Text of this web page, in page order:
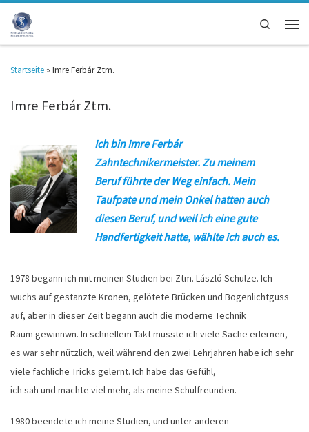
Search
Startseite » Imre Ferbár Ztm.
Imre Ferbár Ztm.
Ich bin Imre Ferbár
Zahntechnikermeister. Zu meinem
Beruf führte der Weg einfach. Mein
Taufpate und mein Onkel hatten auch
diesen Beruf, und weil ich eine gute
Handfertigkeit hatte, wählte ich auch es.
1978 begann ich mit meinen Studien bei Ztm. László Schulze. Ich
wuchs auf gestanzte Kronen, gelötete Brücken und Bogenlichtguss
auf, aber in dieser Zeit begann auch die moderne Technik
Raum gewinnwn. In schnellem Takt musste ich viele Sache erlernen,
es war sehr nützlich, weil während den zwei Lehrjahren habe ich sehr
viele fachliche Tricks gelernt. Ich habe das Gefühl,
ich sah und machte viel mehr, als meine Schulfreunden.
1980 beendete ich meine Studien, und unter anderen